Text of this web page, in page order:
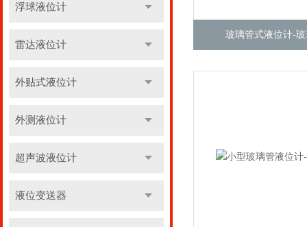
浮球液位计
雷达液位计
外贴式液位计
外测液位计
超声波液位计
液位变送器
玻璃管式液位计-